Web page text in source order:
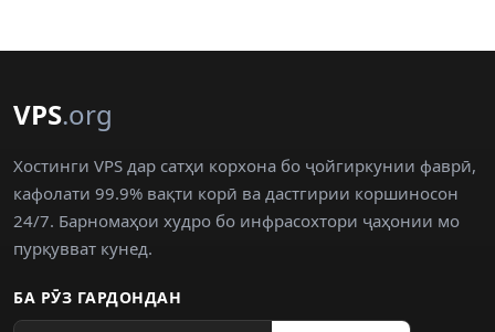
VPS.org
Хостинги VPS дар сатҳи корхона бо ҷойгиркунии фаврӣ,
кафолати 99.9% вақти корӣ ва дастгирии коршиносон
24/7. Барномаҳои худро бо инфрасохтори ҷаҳонии мо
пурқувват кунед.
БА РӮЗ ГАРДОНДАН